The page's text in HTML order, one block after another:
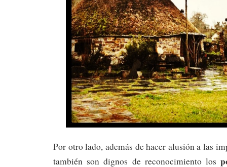
Por otro lado, además de hacer alusión a las
también son dignos de reconocimiento los